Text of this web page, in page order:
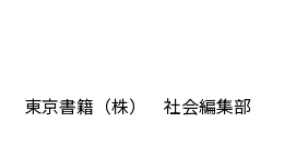
東京書籍（株） 社会編集部